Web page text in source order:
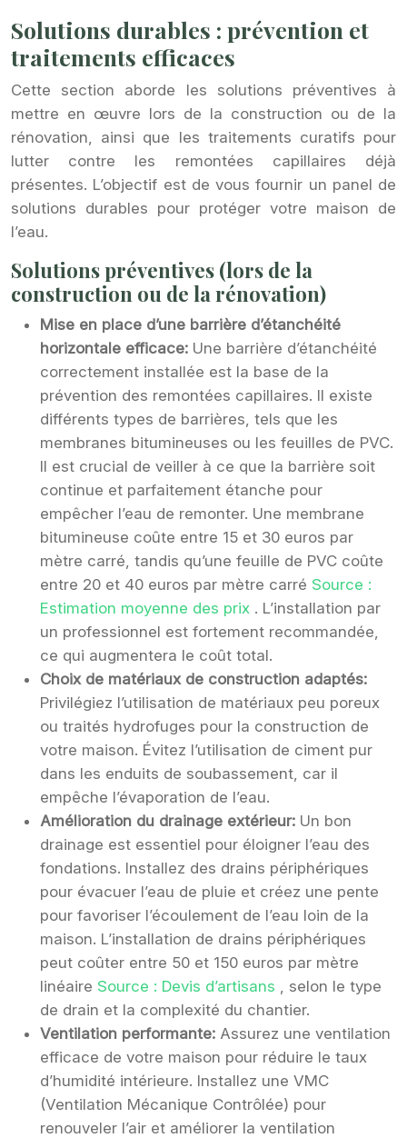
Solutions durables : prévention et
traitements efficaces
Cette section aborde les solutions préventives à
mettre en œuvre lors de la construction ou de la
rénovation, ainsi que les traitements curatifs pour
lutter contre les remontées capillaires déjà
présentes. L’objectif est de vous fournir un panel de
solutions durables pour protéger votre maison de
l’eau.
Solutions préventives (lors de la
construction ou de la rénovation)
Mise en place d’une barrière d’étanchéité
horizontale efficace: Une barrière d’étanchéité
correctement installée est la base de la
prévention des remontées capillaires. Il existe
différents types de barrières, tels que les
membranes bitumineuses ou les feuilles de PVC.
Il est crucial de veiller à ce que la barrière soit
continue et parfaitement étanche pour
empêcher l’eau de remonter. Une membrane
bitumineuse coûte entre 15 et 30 euros par
mètre carré, tandis qu’une feuille de PVC coûte
entre 20 et 40 euros par mètre carré Source :
Estimation moyenne des prix . L’installation par
un professionnel est fortement recommandée,
ce qui augmentera le coût total.
Choix de matériaux de construction adaptés:
Privilégiez l’utilisation de matériaux peu poreux
ou traités hydrofuges pour la construction de
votre maison. Évitez l’utilisation de ciment pur
dans les enduits de soubassement, car il
empêche l’évaporation de l’eau.
Amélioration du drainage extérieur: Un bon
drainage est essentiel pour éloigner l’eau des
fondations. Installez des drains périphériques
pour évacuer l’eau de pluie et créez une pente
pour favoriser l’écoulement de l’eau loin de la
maison. L’installation de drains périphériques
peut coûter entre 50 et 150 euros par mètre
linéaire Source : Devis d’artisans
, selon le type
de drain et la complexité du chantier.
Ventilation performante: Assurez une ventilation
efficace de votre maison pour réduire le taux
d’humidité intérieure. Installez une VMC
(Ventilation Mécanique Contrôlée) pour
renouveler l’air et améliorer la ventilation